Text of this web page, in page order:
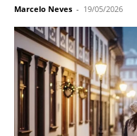
Marcelo Neves - 19/05/2026